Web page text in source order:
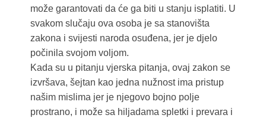
može garantovati da će ga biti u stanju isplatiti. U
svakom slučaju ova osoba je sa stanovišta
zakona i svijesti naroda osuđena, jer je djelo
počinila svojom voljom.
Kada su u pitanju vjerska pitanja, ovaj zakon se
izvršava, šejtan kao jedna nužnost ima pristup
našim mislima jer je njegovo bojno polje
prostrano, i može sa hiljadama spletki i prevara i